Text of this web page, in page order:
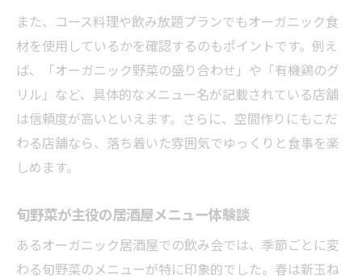
の工夫
居酒屋で健康志向を叶えるオーガニック選
択術
ト術
旬野菜や有機食材が嬉しい飲み会を提案
旬野菜を満喫できる居酒屋メニューの楽し
また、コース料理や飲み放題プランでもオーガニック食
材を使用しているかを確認するのもポイントです。例え
ば、「オーガニック野菜の盛り合わせ」や「有機鶏のグ
リル」など、具体的なメニュー名が記載されている店舗
は信頼度が高いといえます。さらに、空間作りにもこだ
わる店舗なら、落ち着いた雰囲気でゆっくりと食事を楽
しめます。
旬野菜が主役の居酒屋メニュー体験談
あるオーガニック居酒屋での飲み会では、季節ごとに変
わる旬野菜のメニューが特に印象的でした。春は新玉ね